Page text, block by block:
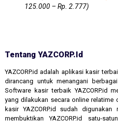
125.000 – Rp. 2.777)
Tentang YAZCORP.id
YAZCORP.id adalah aplikasi kasir
dirancang untuk menangani
Software kasir terbaik YAZCORP.id
yang dilakukan secara online relatime
kasir YAZCORP.id sudah
membuktikan YAZCORP.id satu-